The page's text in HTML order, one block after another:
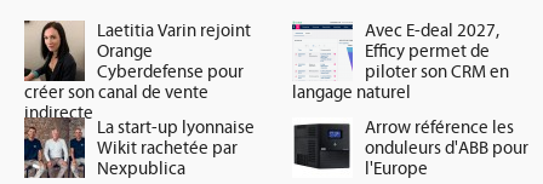
Laetitia Varin rejoint
Orange
Cyberdefense pour
créer son canal de vente
indirecte
Avec E-deal 2027,
Efficy permet de
piloter son CRM en
langage naturel
La start-up lyonnaise
Wikit rachetée par
Nexpublica
Arrow référence les
onduleurs d'ABB pour
l'Europe